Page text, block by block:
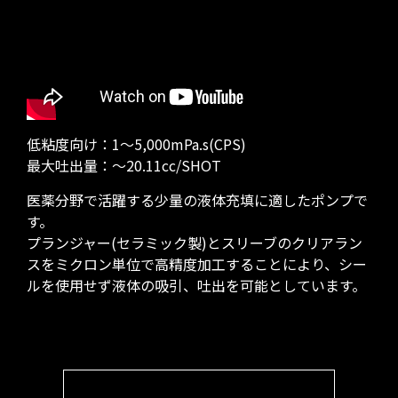
低粘度向け：1～5,000mPa.s(CPS)
最大吐出量：～20.11cc/SHOT
医薬分野で活躍する少量の液体充填に適したポンプで
す。
プランジャー(セラミック製)とスリーブのクリアラン
スをミクロン単位で高精度加工することにより、シー
ルを使用せず液体の吸引、吐出を可能としています。